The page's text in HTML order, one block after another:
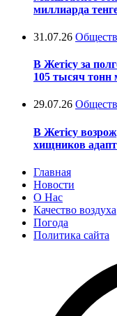
миллиарда
31.07.26
В Жетісу за
105 тысяч тонн
29.07.26
В Жетісу
хищников
Главная
Новости
О Нас
Качество воздуха
Погода
Политика сайта